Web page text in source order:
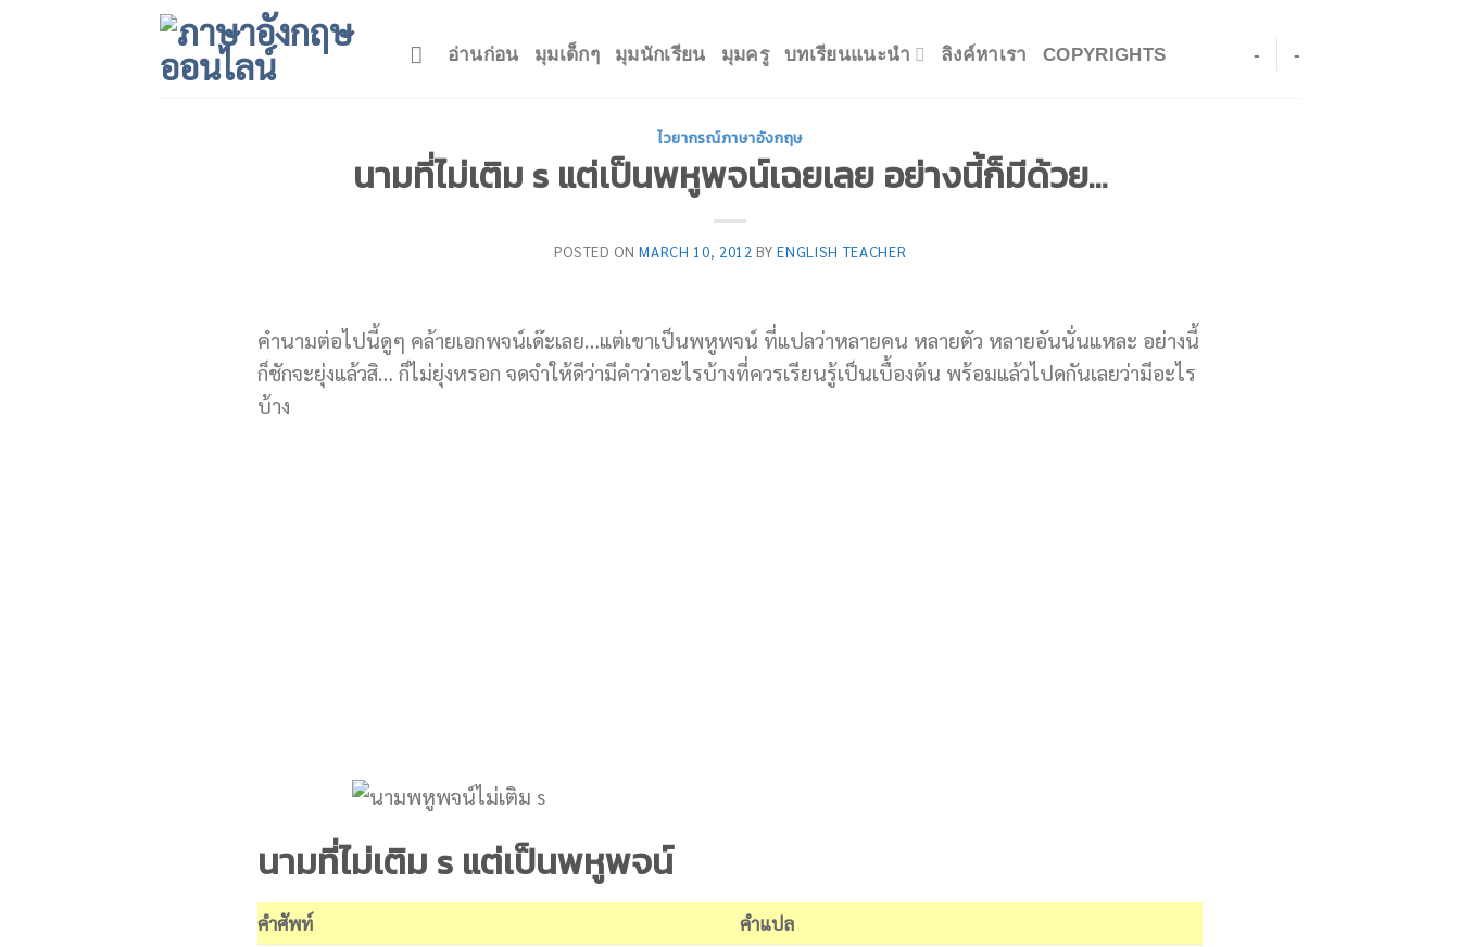
อ่านก่อน มุมเด็กๆ มุมนักเรียน มุมครู บทเรียนแนะนำ ลิงค์หาเรา COPYRIGHTS - -
ไวยากรณ์ภาษาอังกฤษ
นามที่ไม่เติม s แต่เป็นพหูพจน์เฉยเลย อย่างนี้ก็มีด้วย…
POSTED ONMARCH 10, 2012 BYENGLISH TEACHER
คำนามต่อไปนี้ดูๆ คล้ายเอกพจน์เด๊ะเลย…แต่เขาเป็นพหูพจน์ ที่แปลว่าหลายคน หลายตัว หลายอันนั่นแหละ อย่างนี้
ก็ชักจะยุ่งแล้วสิ… ก็ไม่ยุ่งหรอก จดจำให้ดีว่ามีคำว่าอะไรบ้างที่ควรเรียนรู้เป็นเบื้องต้น พร้อมแล้วไปดกันเลยว่ามีอะไร
บ้าง
นามที่ไม่เติม s แต่เป็นพหูพจน์
คำศัพท์
คำแปล